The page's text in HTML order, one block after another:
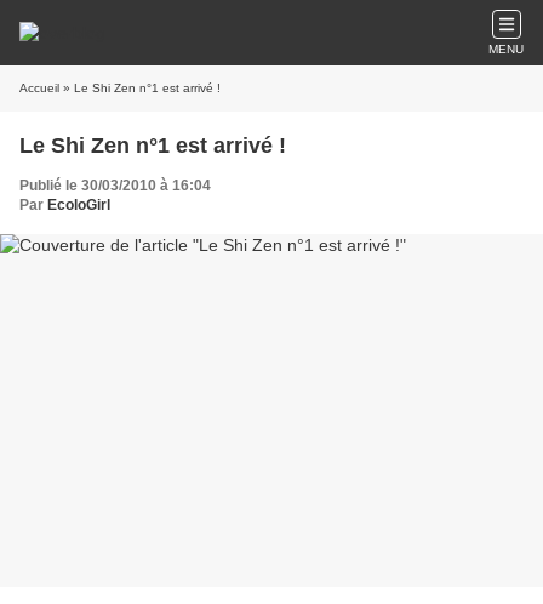
MENU
Accueil » Le Shi Zen n°1 est arrivé !
Le Shi Zen n°1 est arrivé !
Publié le 30/03/2010 à 16:04
Par EcoloGirl